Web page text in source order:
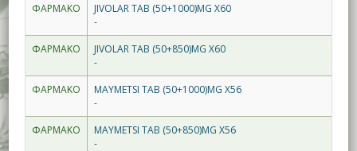
ΦΑΡΜΑΚΟ
JIVOLAR TAB (50+1000)MG X60
-
ΦΑΡΜΑΚΟ
JIVOLAR TAB (50+850)MG X60
-
ΦΑΡΜΑΚΟ
MAYMETSI TAB (50+1000)MG X56
-
ΦΑΡΜΑΚΟ
MAYMETSI TAB (50+850)MG X56
-